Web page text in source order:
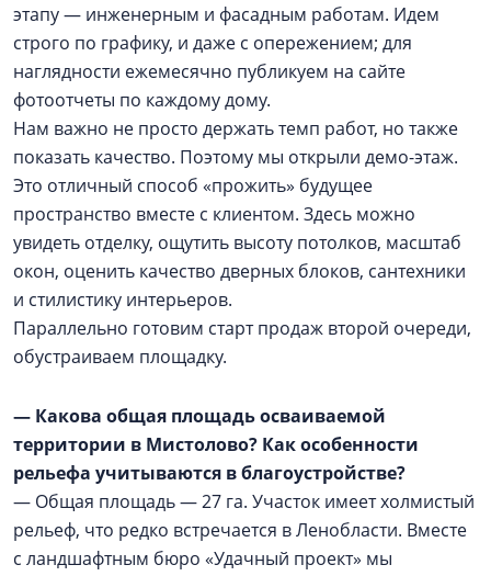
этапу — инженерным и фасадным работам. Идем
строго по графику, и даже с опережением; для
наглядности ежемесячно публикуем на сайте
фотоотчеты по каждому дому.
Нам важно не просто держать темп работ, но также
показать качество. Поэтому мы открыли демо-этаж.
Это отличный способ «прожить» будущее
пространство вместе с клиентом. Здесь можно
увидеть отделку, ощутить высоту потолков, масштаб
окон, оценить качество дверных блоков, сантехники
и стилистику интерьеров.
Параллельно готовим старт продаж второй очереди,
обустраиваем площадку.
— Какова общая площадь осваиваемой
территории в Мистолово? Как особенности
рельефа учитываются в благоустройстве?
— Общая площадь — 27 га. Участок имеет холмистый
рельеф, что редко встречается в Ленобласти. Вместе
с ландшафтным бюро «Удачный проект» мы